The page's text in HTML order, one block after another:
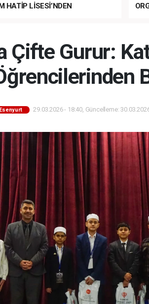
HATİP LİSESİ’NDEN
Çifte Gurur:
Esenyurt 29.03.2026 - 18:40, Güncelleme: